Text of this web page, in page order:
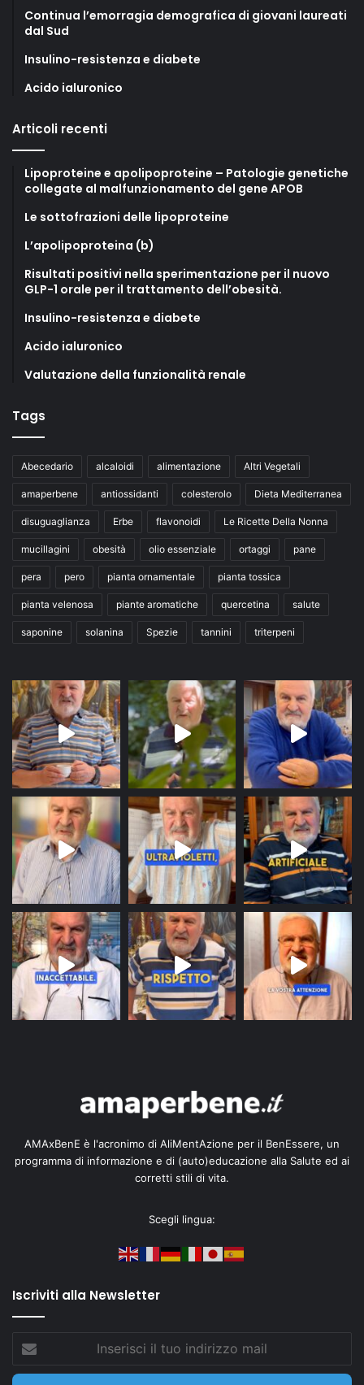
Continua l’emorragia demografica di giovani laureati
dal Sud
Insulino-resistenza e diabete
Acido ialuronico
Articoli recenti
Lipoproteine e apolipoproteine – Patologie genetiche
collegate al malfunzionamento del gene APOB
Le sottofrazioni delle lipoproteine
L’apolipoproteina (b)
Risultati positivi nella sperimentazione per il nuovo
GLP-1 orale per il trattamento dell’obesità.
Insulino-resistenza e diabete
Acido ialuronico
Valutazione della funzionalità renale
Tags
Abecedario alcaloidi alimentazione Altri Vegetali
amaperbene antiossidanti colesterolo Dieta Mediterranea
disuguaglianza Erbe flavonoidi Le Ricette Della Nonna
mucillagini obesità olio essenziale ortaggi pane
pera pero pianta ornamentale pianta tossica
pianta velenosa piante aromatiche quercetina salute
saponine solanina Spezie tannini triterpeni
AMAxBenE è l'acronimo di AliMentAzione per il BenEssere, un
programma di informazione e di (auto)educazione alla Salute ed ai
corretti stili di vita.
Scegli lingua:
Iscriviti alla Newsletter
tuo